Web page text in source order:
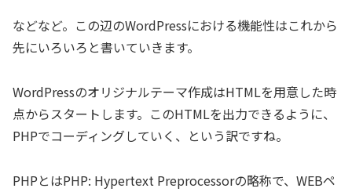
などなど。この辺のWordPressにおける機能性はこれから
先にいろいろと書いていきます。
WordPressのオリジナルテーマ作成はHTMLを用意した時
点からスタートします。このHTMLを出力できるように、
PHPでコーディングしていく、という訳ですね。
PHPとはPHP: Hypertext Preprocessorの略称で、WEBペ